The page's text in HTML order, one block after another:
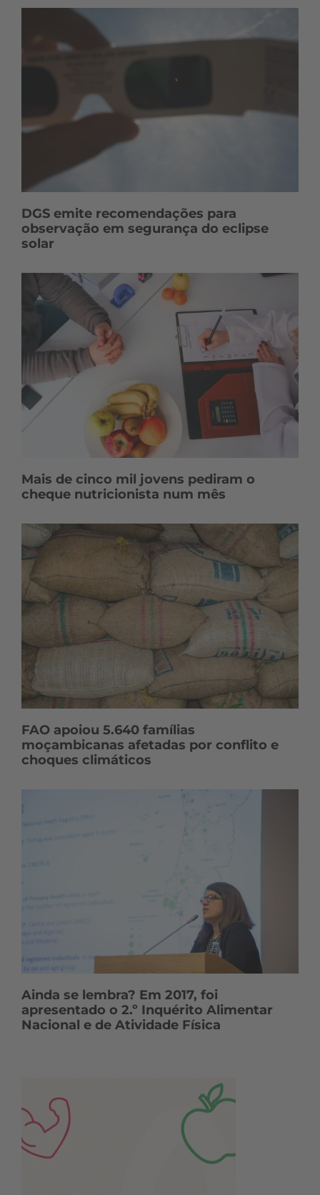
DGS emite recomendações para
observação em segurança do eclipse
solar
Mais de cinco mil jovens pediram o
cheque nutricionista num mês
FAO apoiou 5.640 famílias
moçambicanas afetadas por conflito e
choques climáticos
Ainda se lembra? Em 2017, foi
apresentado o 2.º Inquérito Alimentar
Nacional e de Atividade Física